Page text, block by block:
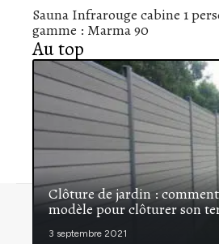
Sauna Infrarouge cabine 1
gamme : Marma 90
Au top
Clôture de jardin :
modèle pour clôturer son
3 septembre 2021© 2026 |
Contact Mentions